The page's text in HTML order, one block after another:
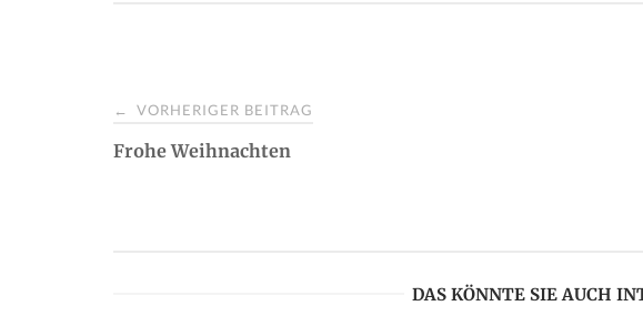
P
← VORHERIGER BEITRAG
Frohe Weihnachten
DAS KÖNNTE SIE AUCH